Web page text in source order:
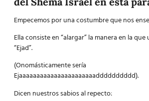
Empecemos por una costumbre que nos
Ella consiste en “alargar” la manera en la que
“Ejad”.
(Onomásticamente sería
Ejaaaaaaaaaaaaaaaaaaaaaadddddddddd).
Dicen nuestros sabios al repecto: